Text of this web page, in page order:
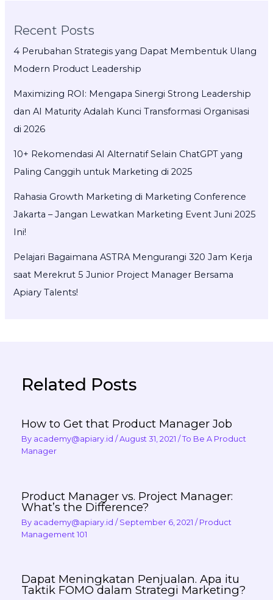
Recent Posts
4 Perubahan Strategis yang Dapat Membentuk Ulang
Modern Product Leadership
Maximizing ROI: Mengapa Sinergi Strong Leadership
dan AI Maturity Adalah Kunci Transformasi Organisasi
di 2026
10+ Rekomendasi AI Alternatif Selain ChatGPT yang
Paling Canggih untuk Marketing di 2025
Rahasia Growth Marketing di Marketing Conference
Jakarta – Jangan Lewatkan Marketing Event Juni 2025
Ini!
Pelajari Bagaimana ASTRA Mengurangi 320 Jam Kerja
saat Merekrut 5 Junior Project Manager Bersama
Apiary Talents!
Related Posts
How to Get that Product Manager Job
By academy@apiary.id/August 31, 2021/To Be A Product
Manager
Product Manager vs. Project Manager:
What’s the Difference?
By academy@apiary.id/ September 6, 2021/ Product
Management 101
Dapat Meningkatan Penjualan. Apa itu
Taktik FOMO dalam Strategi Marketing?